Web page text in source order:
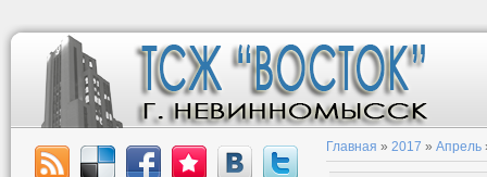
Главная » 2017 » Апрель